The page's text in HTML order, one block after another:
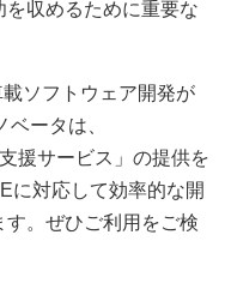
収めるために重要な
ソフトウェア開発が
ータは、
援サービス」の提供を
に対応して効率的な開
。ぜひご利用をご検